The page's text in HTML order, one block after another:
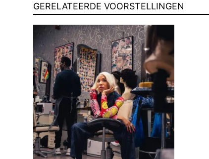
GERELATEERDE VOORSTELLINGEN